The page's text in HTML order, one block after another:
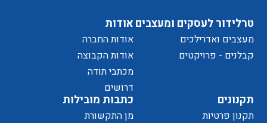
מדיניות
תקנונים
תקנון פרטיות
כתבות מובילות
מן התקשורת
אודות
אודות החברה
אודות הקבוצה
מכתבי תודה
דרושים
טרלידור לעסקים ומעצבים
מעצבים ואדרילכים
קבלנים - פרויקטים